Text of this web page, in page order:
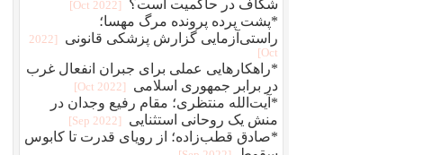
شکاف در حاکمیت است؟
[2022 Oct]
*پشت پرده پرونده مرگ مهسا؛
راستی‌آزمایی گزارش پزشکی قانونی
[2022
Oct]
*راهکارهایی عملی برای جبران انفعال غرب
در برابر جمهوری اسلامی
[2022 Oct]
*آیت‌الله منتظری؛ مقام رفیع وجدان در
منش یک روحانی استثنایی
[2022 Sep]
*صادق قطب‌زاده؛ از رویای قدرت تا کابوس